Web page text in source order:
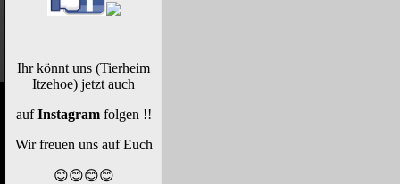
Ihr könnt uns (Tierheim
Itzehoe) jetzt auch
aufInstagramfolgen !!
Wir freuen uns auf Euch
😊😊😊😊